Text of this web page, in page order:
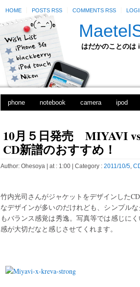
HOME POSTS RSS COMMENTS RSS
はだかのことの
phone notebook camera ipod
10月５日発売 MIYAVI
CD新譜のおすすめ！
Author: Ohesoya| at : 1:00 | Category : 2011/10/5,
竹内光司さんがジャケットをデザインした
なデザインが多いのだけれども、シンプル
もバランス感覚は秀逸。写真等では感じに
感が大切だなと感じさせてくれます。